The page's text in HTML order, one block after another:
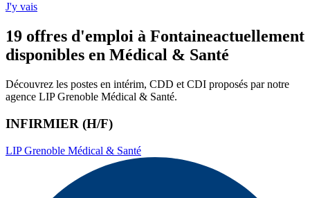
J'y vais
19 offres d'emploi à Fontaineactuellement
disponibles en Médical & Santé
Découvrez les postes en intérim, CDD et CDI proposés par notre
agence LIP Grenoble Médical & Santé.
INFIRMIER (H/F)
LIP Grenoble Médical & Santé